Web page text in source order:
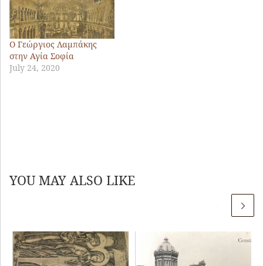
Ο Γεώργιος Λαμπάκης
στην Αγία Σοφία
July 24, 2020
YOU MAY ALSO LIKE